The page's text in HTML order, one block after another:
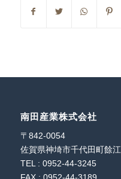
南田産業株式会社
〒842-0054
佐賀県神埼市千代田町餘
TEL : 0952-44-3245
FAX : 0952-44-3189